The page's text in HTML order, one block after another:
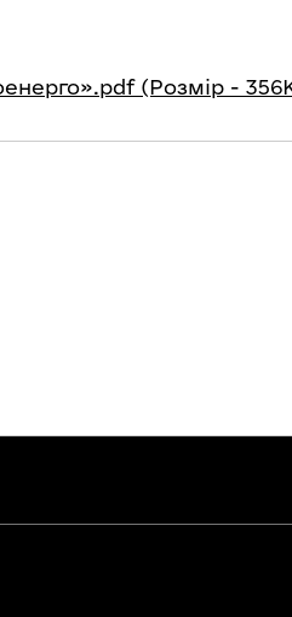
(Розмір -